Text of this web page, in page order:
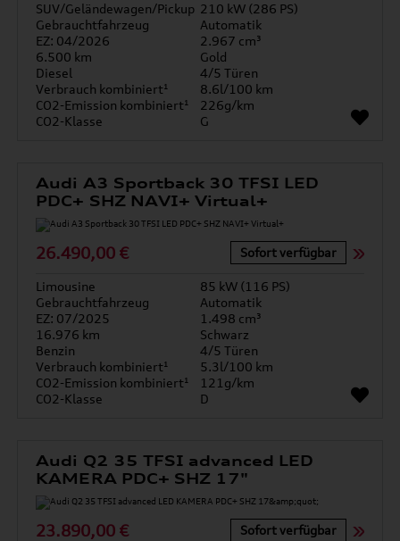
SUV/Geländewagen/Pickup 210 kW (286 PS)
Gebrauchtfahrzeug
Automatik
EZ: 04/2026
2.967 cm³
6.500 km
Gold
Diesel
4/5 Türen
Verbrauch kombiniert¹
8.6l/100 km
CO2-Emission kombiniert¹
226g/km
CO2-Klasse
G
Audi A3 Sportback 30 TFSI LED
PDC+ SHZ NAVI+ Virtual+
26.490,00 € Sofort verfügbar
Limousine
85 kW (116 PS)
Gebrauchtfahrzeug
Automatik
EZ: 07/2025
1.498 cm³
16.976 km
Schwarz
Benzin
4/5 Türen
Verbrauch kombiniert¹
5.3l/100 km
CO2-Emission kombiniert¹
121g/km
CO2-Klasse
D
Audi Q2 35 TFSI advanced LED
KAMERA PDC+ SHZ 17"
23.890,00 € Sofort verfügbar